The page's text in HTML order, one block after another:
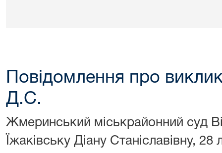
Повідомлення про
Д.С.
Жмеринський міськрайонний суд
Їжаківську Діану Станіславівну,